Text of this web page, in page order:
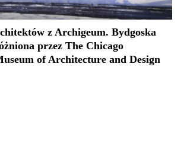
z Archigeum. Bydgoska
przez The Chicago
of Architecture and Design